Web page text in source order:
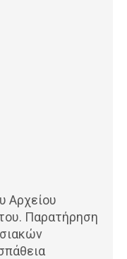
Αρχείου
Παρατήρηση